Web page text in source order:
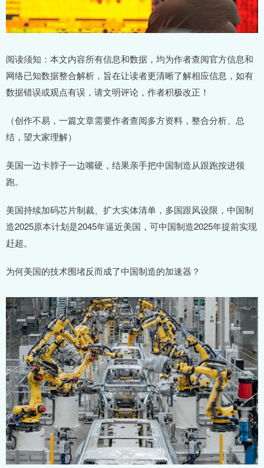
阅读须知：本文内容所有信息和数据，均为作者查阅官方信息和
网络已知数据整合解析，旨在让读者更清晰了解相应信息，如有
数据错误或观点有误，请文明评论，作者积极改正！
（创作不易，一篇文章需要作者查阅多方资料，整合分析、总
结，望大家理解）
美国一边卡脖子一边嘴硬，结果亲手把中国制造从跟跑按进领
跑。
美国持续加码芯片制裁、扩大实体清单，多国跟风设限，中国制
造2025原本计划是2045年逼近美国，可中国制造2025年提前实现
赶超。
为何美国的技术围堵反而成了中国制造的加速器？